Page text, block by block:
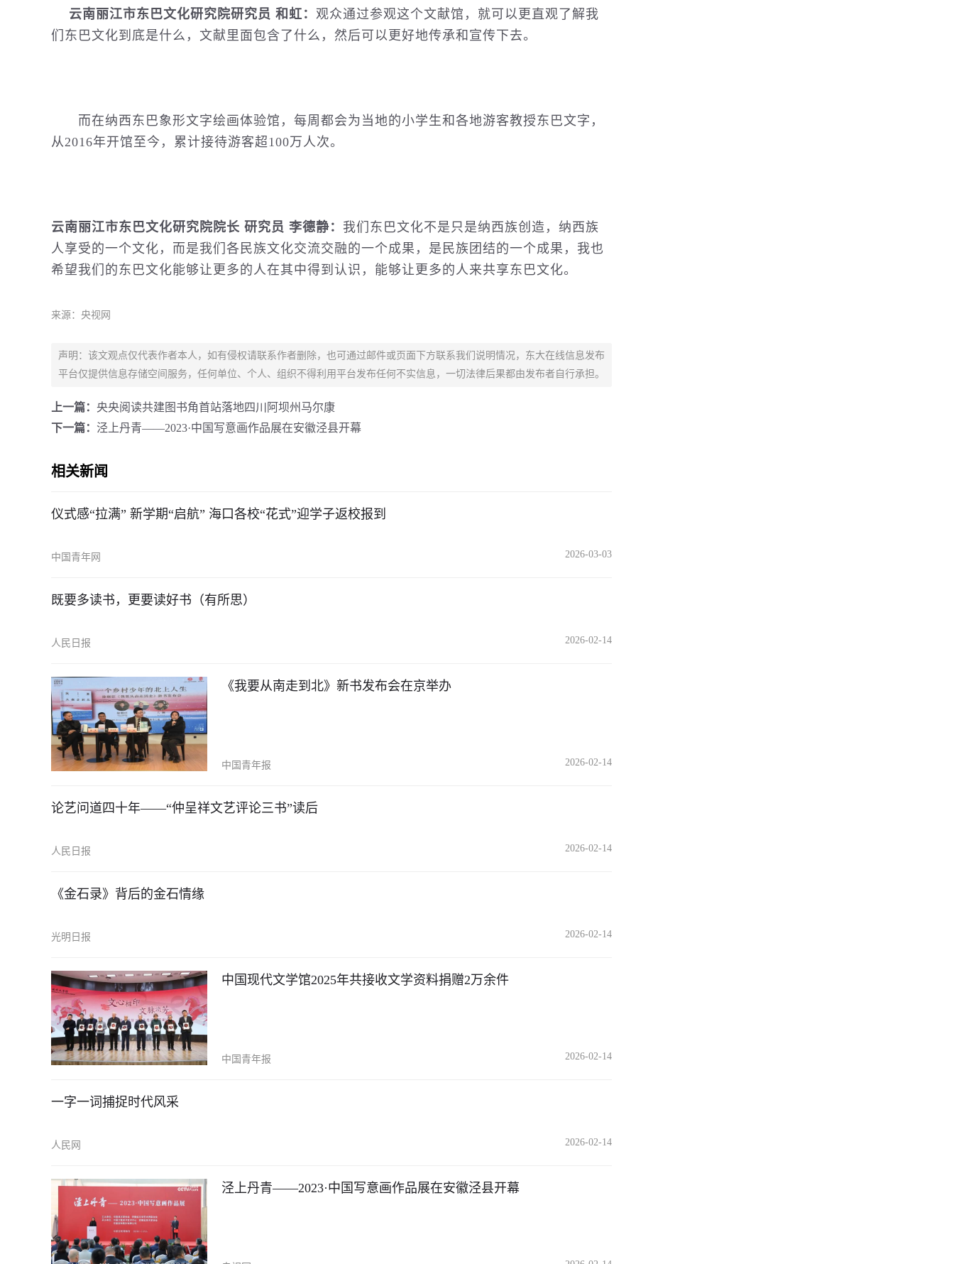
云南丽江市东巴文化研究院研究员 和虹： 观众通过参观这个文献馆，就可以更直观了解我
们东巴文化到底是什么，文献里面包含了什么，然后可以更好地传承和宣传下去。
而在纳西东巴象形文字绘画体验馆，每周都会为当地的小学生和各地游客教授东巴文字，
从2016年开馆至今，累计接待游客超100万人次。
云南丽江市东巴文化研究院院长 研究员 李德静： 我们东巴文化不是只是纳西族创造，纳西族
人享受的一个文化，而是我们各民族文化交流交融的一个成果，是民族团结的一个成果，我也
希望我们的东巴文化能够让更多的人在其中得到认识，能够让更多的人来共享东巴文化。
来源：央视网
声明：该文观点仅代表作者本人，如有侵权请联系作者删除，也可通过邮件或页面下方联系我们说明情况，东大在线信息发布
平台仅提供信息存储空间服务，任何单位、个人、组织不得利用平台发布任何不实信息，一切法律后果都由发布者自行承担。
上一篇： 央央阅读共建图书角首站落地四川阿坝州马尔康
下一篇： 泾上丹青——2023·中国写意画作品展在安徽泾县开幕
相关新闻
仪式感“拉满” 新学期“启航” 海口各校“花式”迎学子返校报到
中国青年网 2026-03-03
既要多读书，更要读好书（有所思）
人民日报 2026-02-14
《我要从南走到北》新书发布会在京举办
中国青年报 2026-02-14
论艺问道四十年——“仲呈祥文艺评论三书”读后
人民日报 2026-02-14
《金石录》背后的金石情缘
光明日报 2026-02-14
中国现代文学馆2025年共接收文学资料捐赠2万余件
中国青年报 2026-02-14
一字一词捕捉时代风采
人民网 2026-02-14
泾上丹青——2023·中国写意画作品展在安徽泾县开幕